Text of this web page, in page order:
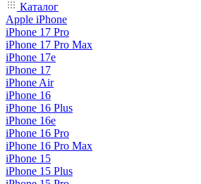
Каталог
Apple iPhone
iPhone 17 Pro
iPhone 17 Pro Max
iPhone 17e
iPhone 17
iPhone Air
iPhone 16
iPhone 16 Plus
iPhone 16e
iPhone 16 Pro
iPhone 16 Pro Max
iPhone 15
iPhone 15 Plus